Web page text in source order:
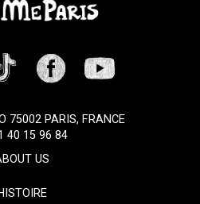
75002 PARIS, FRANCE
40 15 96 84
US